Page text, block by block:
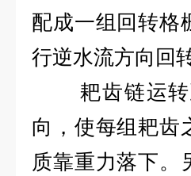
配成一组回转格
行逆水流方向回
耙齿链运转
向，使每组耙齿
质靠重力落下。